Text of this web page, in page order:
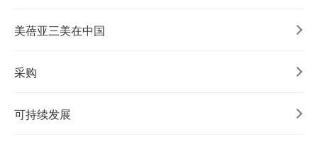
美蓓亚三美在中国
采购
可持续发展